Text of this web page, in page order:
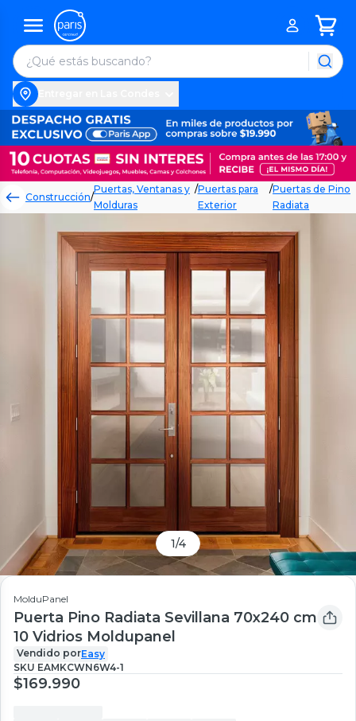
Construcción/
Puertas, Ventanas y
Molduras
/Puertas para
Exterior
/Puertas de Pino
Radiata
1/4
MolduPanel
Puerta Pino Radiata Sevillana 70x240 cm
10 Vidrios Moldupanel
Vendido porEasy
SKU EAMKCWN6W4-1
$169.990